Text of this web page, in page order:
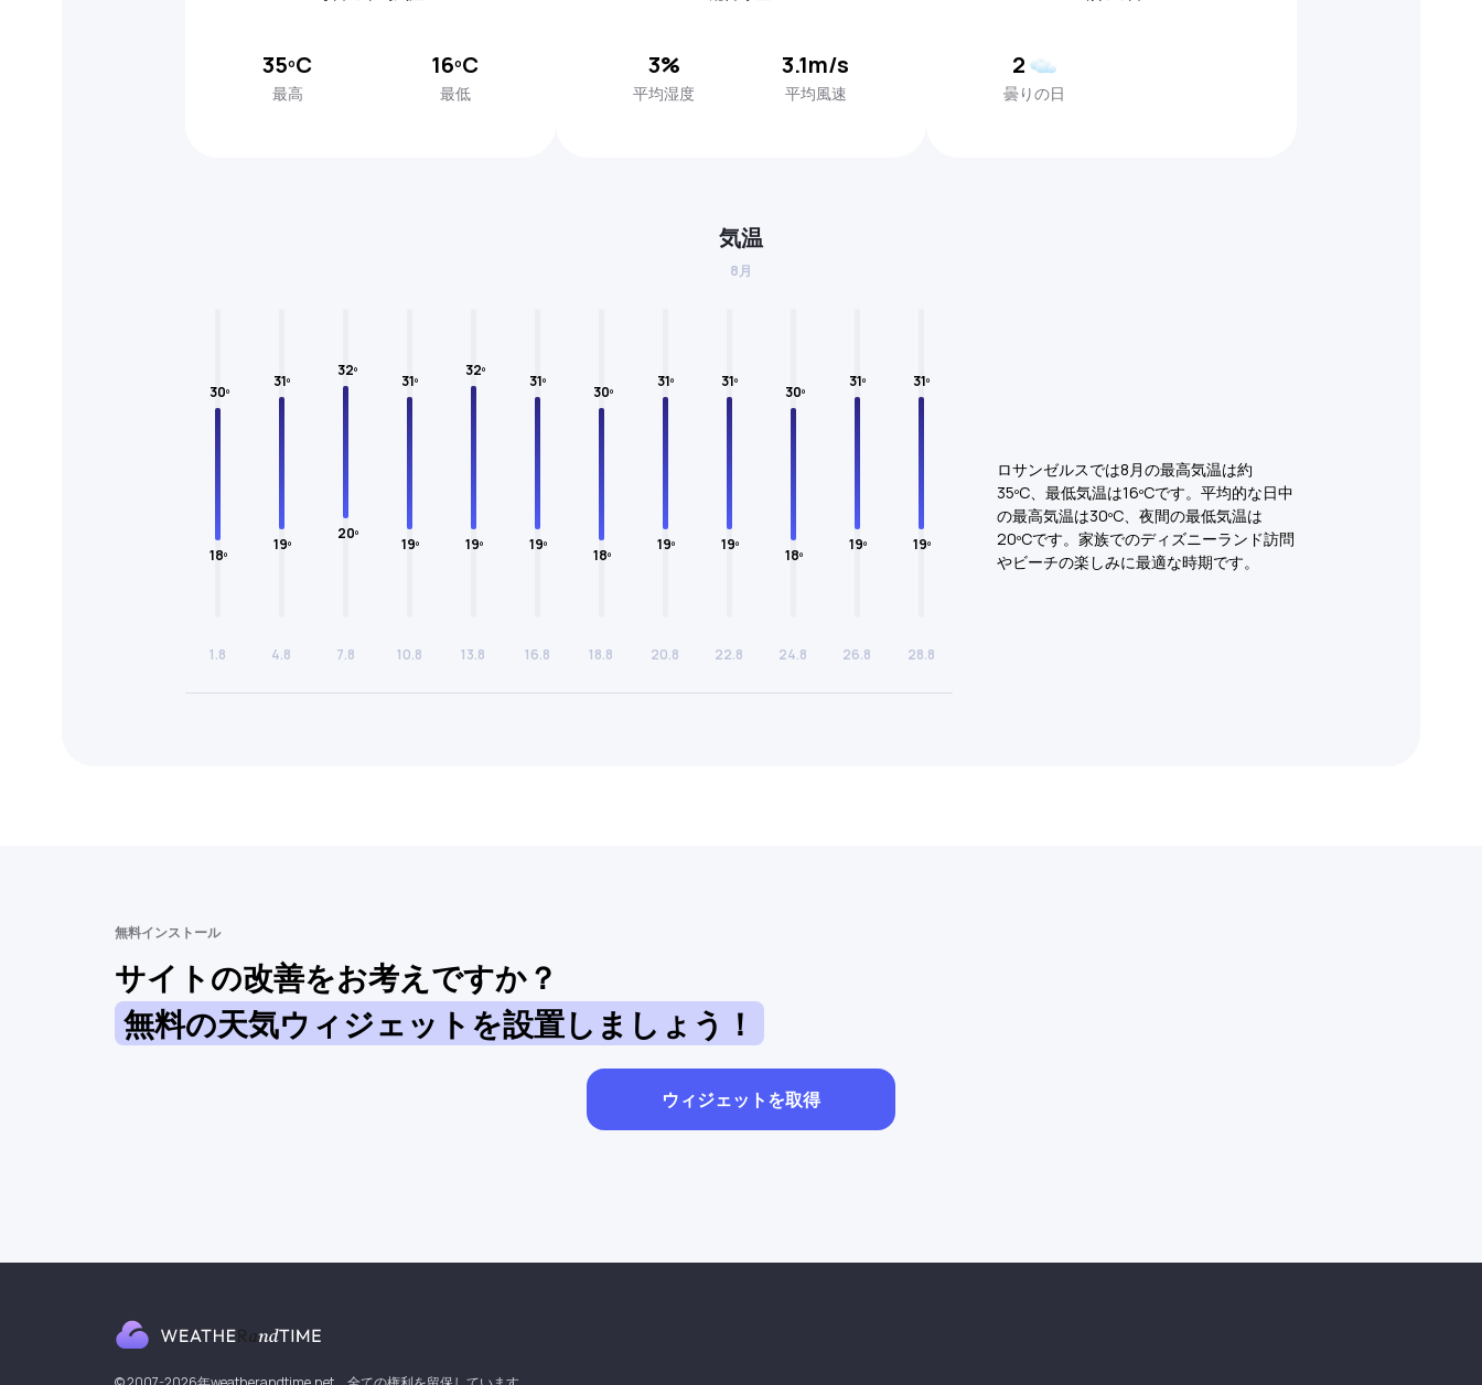
35ºC
最高
16ºC
最低
3%
平均湿度
3.1m/s
平均風速
2
曇りの日
気温
8月
18º
30º
1.8
19º
31º
4.8
20º
32º
7.8
19º
31º
10.8
19º
32º
13.8
19º
31º
16.8
18º
30º
18.8
19º
31º
20.8
19º
31º
22.8
18º
30º
24.8
19º
31º
26.8
19º
31º
28.8
ロサンゼルスでは8月の最高気温は約
35ºC、最低気温は16ºCです。平均的な日中
の最高気温は30ºC、夜間の最低気温は
20ºCです。家族でのディズニーランド訪問
やビーチの楽しみに最適な時期です。
無料インストール
サイトの改善をお考えですか？
無料の天気ウィジェットを設置しましょう！
ウィジェットを取得